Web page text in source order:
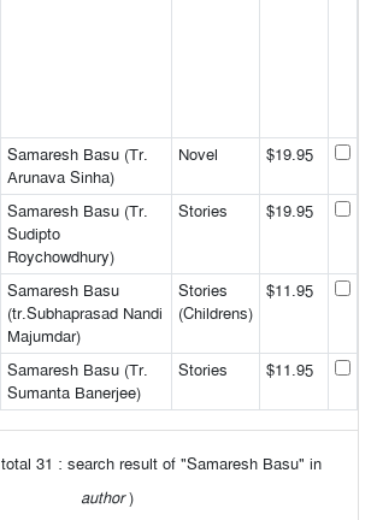
Samaresh Basu (Tr.
Arunava Sinha)
Novel $19.95
Samaresh Basu (Tr.
Sudipto
Roychowdhury)
Stories $19.95
Samaresh Basu
(tr.Subhaprasad Nandi
Majumdar)
Stories
(Childrens)
$11.95
Samaresh Basu (Tr.
Sumanta Banerjee)
Stories $11.95
31 : search result of "Samaresh Basu" in
author)